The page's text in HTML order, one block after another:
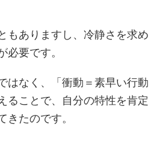
もありますし、冷静さを求め
必要です。
はなく、「衝動＝素早い行動
ることで、自分の特性を肯定
きたのです。